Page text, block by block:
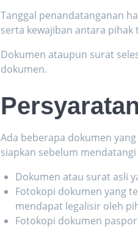
Tanggal penandatanganan
serta kewajiban antara
Dokumen ataupun surat
dokumen.
Ada beberapa dokumen
siapkan sebelum
Dokumen atau surat asli
Fotokopi dokumen yang
mendapat legalisir oleh
Fotokopi dokumen